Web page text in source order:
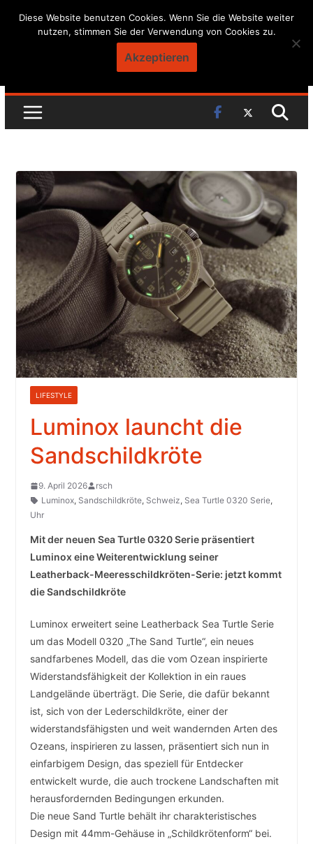
Skip
LIFESTYLE
Luminox launcht die
Sandschildkröte
9. April 2026
rsch
Luminox, Sandschildkröte, Schweiz, Sea Turtle 0320 Serie,
Uhr
Mit der neuen Sea Turtle 0320 Serie präsentiert
Luminox eine Weiterentwicklung seiner
Leatherback-Meeresschildkröten-Serie: jetzt kommt
die Sandschildkröte
Luminox erweitert seine Leatherback Sea Turtle Serie
um das Modell 0320 „The Sand Turtle“, ein neues
sandfarbenes Modell, das die vom Ozean inspirierte
Widerstandsfähigkeit der Kollektion in ein raues
Landgelände überträgt. Die Serie, die dafür bekannt
ist, sich von der Lederschildkröte, einer der
widerstandsfähigsten und weit wandernden Arten des
Ozeans, inspirieren zu lassen, präsentiert sich nun in
einfarbigem Design, das speziell für Entdecker
entwickelt wurde, die auch trockene Landschaften mit
herausfordernden Bedingungen erkunden.
Die neue Sand Turtle behält ihr charakteristisches
Design mit 44mm-Gehäuse in „Schildkrötenform“ bei.
Diese Website benutzen Cookies. Wenn Sie die Website weiter
nutzen, stimmen Sie der Verwendung von Cookies zu.
Akzeptieren